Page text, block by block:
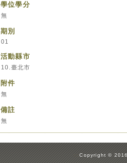
學位學分
無
期別
01
活動縣市
10.臺北市
附件
無
備註
無
:::Copyright ©